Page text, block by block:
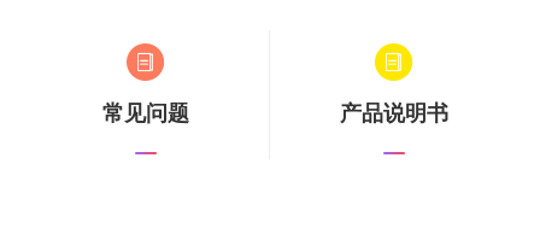
常见问题 产品说明书